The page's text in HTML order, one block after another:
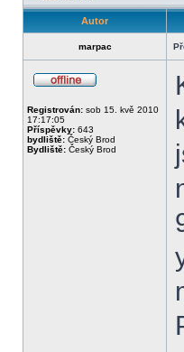
Autor
marpac
Registrován: sob 15. kvě 2010
17:17:05
Příspěvky: 643
bydliště: Český Brod
Bydliště: Český Brod